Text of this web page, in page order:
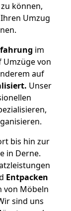
können,
Umzug
im
Umzüge von
auf
Unser
bis hin zur
in Derne.
Entpacken
von Möbeln
sind uns